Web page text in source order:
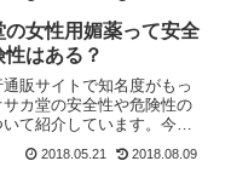
の女性用媚薬って安全
はある？
販サイトで知名度がもっ
サカ堂の安全性や危険性の
て紹介しています。今す
2018.05.21 2018.08.09